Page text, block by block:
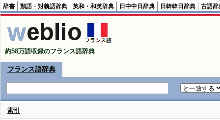
辞書 類語・対義語辞典 英和・和英辞典 日中中日辞典 日韓韓日辞典 古語辞
約58万語収録のフランス語辞典
フランス語辞典
索引